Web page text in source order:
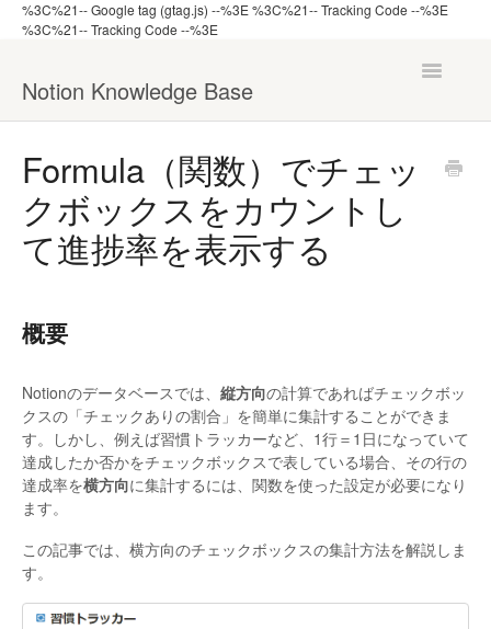
%3C%21-- Google tag (gtag.js) --%3E%3C%21-- Tracking Code --%3E
%3C%21-- Tracking Code --%3E
Notion Knowledge Base
Toggle
機能から探す
管理者向け
Formula（関数）でチェッ
クボックスをカウントし
て進捗率を表示する
概要
Notionのデータベースでは、 縦方向の計算であればチェックボッ
クスの「チェックありの割合」を簡単に集計することができま
す。しかし、例えば習慣トラッカーなど、1行＝1日になっていて
達成したか否かをチェックボックスで表している場合、その行の
達成率を横方向に集計するには、関数を使った設定が必要になり
ます。
この記事では、横方向のチェックボックスの集計方法を解説しま
す。